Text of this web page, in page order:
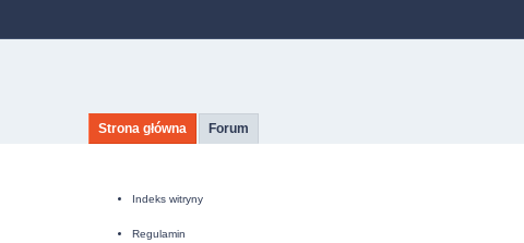
Strona główna Forum
Indeks witryny
Regulamin